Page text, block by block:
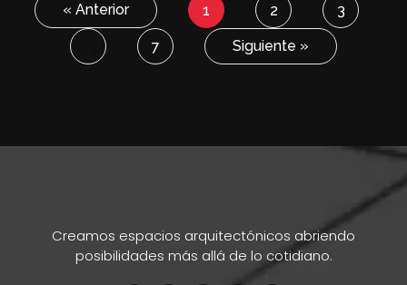
« Anterior 1 2 3
7 Siguiente »
Creamos espacios arquitectónicos abriendo
posibilidades más allá de lo cotidiano.